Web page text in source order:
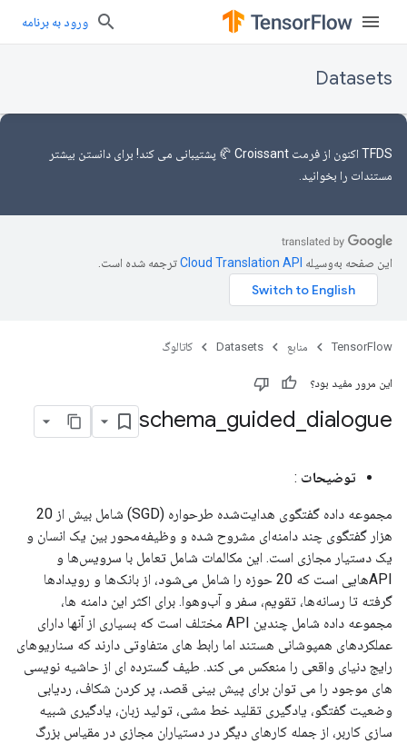
ورود به برنامه
Datasets
TFDS اکنون از فرمت Croissant 🥐
پشتیبانی می کند! برای دانستن بیشتر
مستندات را بخوانید.
این صفحه به‌وسیله ترجمه شده است.
TensorFlow منابع Datasets کاتالوگ
این مرور مفید بود؟
schema guided dialogue
توضیحات :
مجموعه داده گفتگوی هدایت‌شده طرحواره (SGD) شامل بیش از 20
هزار گفتگوی چند دامنه‌ای مشروح شده و وظیفه‌محور بین یک انسان و
یک دستیار مجازی است. این مکالمات شامل تعامل با سرویس‌ها و
API‌هایی است که 20 حوزه را شامل می‌شود، از بانک‌ها و رویدادها
گرفته تا رسانه‌ها، تقویم، سفر و آب‌وهوا. برای اکثر این دامنه ها،
مجموعه داده شامل چندین API مختلف است که بسیاری از آنها دارای
عملکردهای همپوشانی هستند اما رابط های متفاوتی دارند که سناریوهای
رایج دنیای واقعی را منعکس می کند. طیف گسترده ای از حاشیه نویسی
های موجود را می توان برای پیش بینی قصد، پر کردن شکاف، ردیابی
وضعیت گفتگو، یادگیری تقلید خط مشی، تولید زبان، یادگیری شبیه
سازی کاربر، از جمله کارهای دیگر در دستیاران مجازی در مقیاس بزرگ